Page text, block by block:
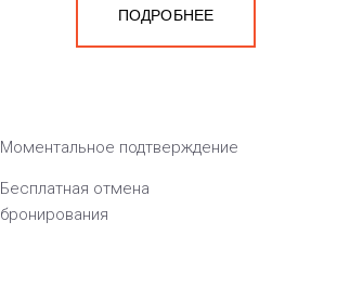
ПОДРОБНЕЕ
Моментальное подтверждение
Бесплатная отмена
бронирования